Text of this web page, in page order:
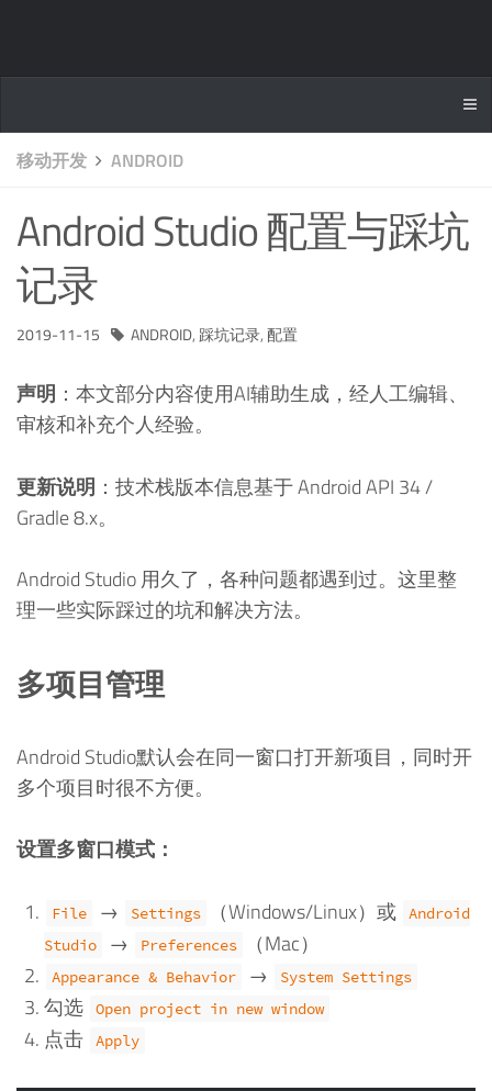
移动开发 ANDROID
Android Studio 配置与踩坑
记录
2019-11-15 ANDROID, 踩坑记录,配置
声明 ：本文部分内容使用AI辅助生成，经人工编辑、
审核和补充个人经验。
更新说明 ：技术栈版本信息基于 Android API 34 /
Gradle 8.x。
Android Studio 用久了，各种问题都遇到过。这里整
理一些实际踩过的坑和解决方法。
多项目管理
Android Studio默认会在同一窗口打开新项目，同时开
多个项目时很不方便。
设置多窗口模式：
File → Settings （Windows/Linux）或
Android
Studio
→ Preferences （Mac）
Appearance & Behavior → System Settings
勾选 Open project in new window
点击 Apply